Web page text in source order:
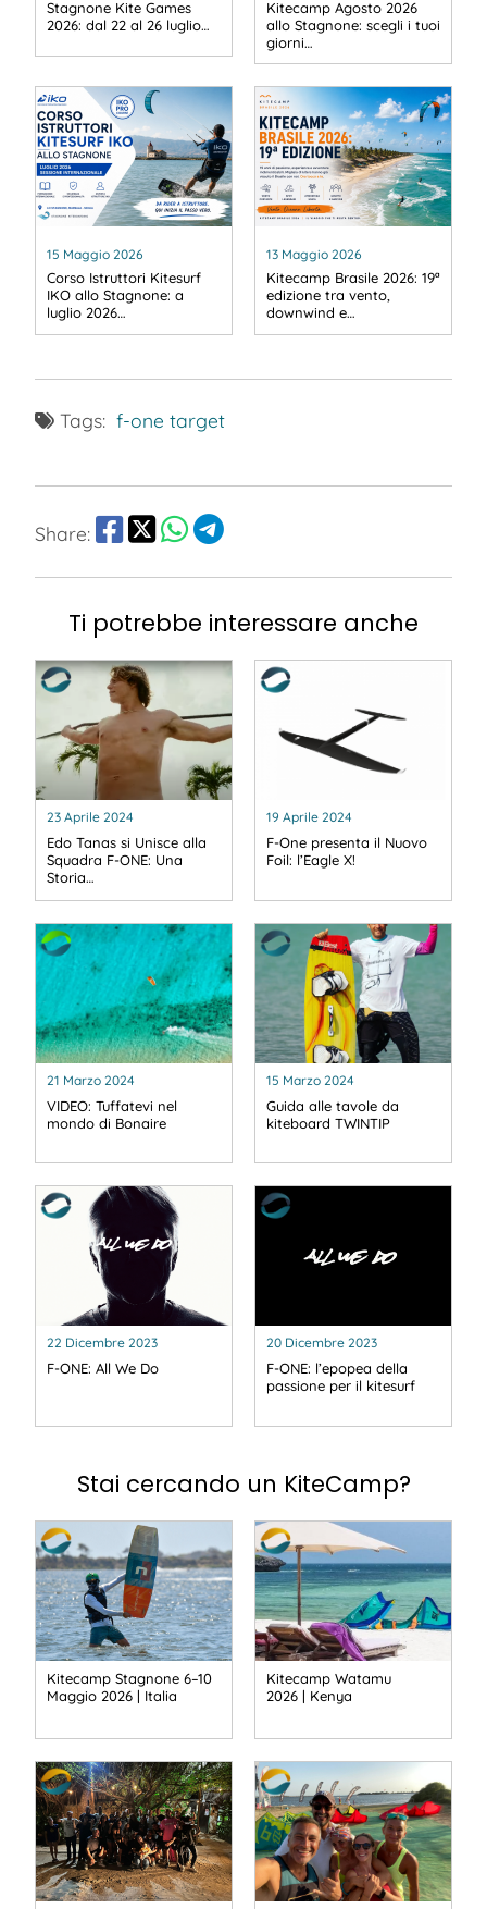
Stagnone Kite Games
2026: dal 22 al 26 luglio…
Kitecamp Agosto 2026
allo Stagnone: scegli i tuoi
giorni…
15 Maggio 2026
Corso Istruttori Kitesurf
IKO allo Stagnone: a
luglio 2026…
13 Maggio 2026
Kitecamp Brasile 2026: 19ª
edizione tra vento,
downwind e…
Tags: f-one target
Share:
Ti potrebbe interessare anche
23 Aprile 2024
Edo Tanas si Unisce alla
Squadra F-ONE: Una
Storia…
19 Aprile 2024
F-One presenta il Nuovo
Foil: l’Eagle X!
21 Marzo 2024
VIDEO: Tuffatevi nel
mondo di Bonaire
15 Marzo 2024
Guida alle tavole da
kiteboard TWINTIP
22 Dicembre 2023
F-ONE: All We Do
20 Dicembre 2023
F-ONE: l’epopea della
passione per il kitesurf
Stai cercando un KiteCamp?
Kitecamp Stagnone 6–10
Maggio 2026 | Italia
Kitecamp Watamu
2026 | Kenya